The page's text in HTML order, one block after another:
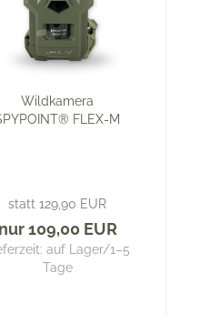
Wildkamera
FLEX-M
statt 129,90 EUR
nur 109,00 EUR
auf Lager/1–5
Tage